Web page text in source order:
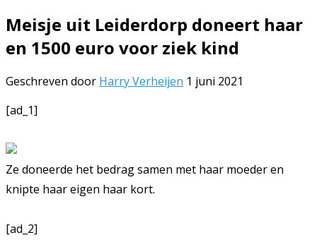
Meisje uit Leiderdorp doneert haar
en 1500 euro voor ziek kind
Geschreven door Harry Verheijen 1 juni 2021
[ad_1]
Ze doneerde het bedrag samen met haar moeder en
knipte haar eigen haar kort.
[ad_2]